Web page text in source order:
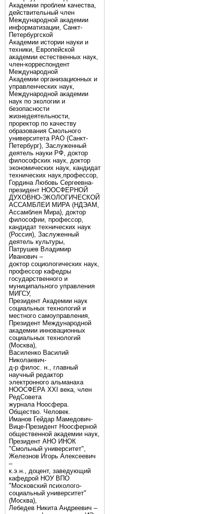
Академии проблем качества,
действительный член
Международной академии
информатизации, Санкт-
Петербургской
Академии истории науки и
техники, Европейской
академии естественных наук,
член-корреспондент
Международной
Академии организационных и
управленческих наук,
Международной академии
наук по экологии и
безопасности
жизнедеятельности,
проректор по качеству
образования Смольного
университета РАО (Санкт-
Петербург), Заслуженный
деятель науки РФ, доктор
философских наук, доктор
экономических наук, кандидат
технических наук,профессор,
Гордина Любовь Сергеевна-
президент НООСФЕРНОЙ
ДУХОВНО-ЭКОЛОГИЧЕСКОЙ
АССАМБЛЕИ МИРА (НДЭАМ,
Ассамблея Мира), доктор
философии, профессор,
кандидат технических наук
(Россия), Заслуженный
деятель культуры,
Патрушев Владимир
Иванович –
доктор социологических наук,
профессор кафедры
государственного и
муниципального управления
МИГСУ,
Президент Академии наук
социальных технологий и
местного самоуправления,
Президент Международной
академии инновационных
социальных технологий
(Москва),
Василенко Василий
Николаевич-
д-р филос. н., главный
научный редактор
электронного альманаха
НООСФЕРА XXI века, член
РедСовета
журнала Ноосфера.
Общество. Человек.
Иманов Гейдар Мамедович-
Вице-Президент Ноосферной
общественной академии наук,
Президент АНО ИНОК
"Смольный университет",
Железнов Игорь Алексеевич
–
к.э.н., доцент, заведующий
кафедрой НОУ ВПО
"Московский психолого-
социальный университет"
(Москва),
Лебедев Никита Андреевич –